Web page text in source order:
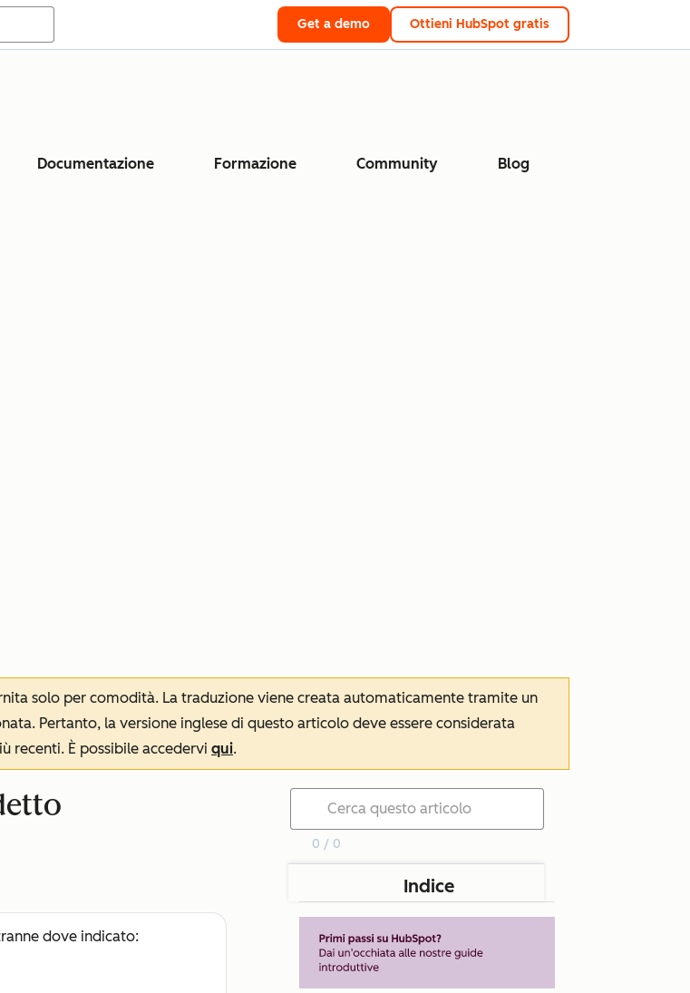
Get a demo Ottieni HubSpot gratis
Documentazione Formazione Community Blog
solo per comodità. La traduzione viene creata automaticamente tramite un
Pertanto, la versione inglese di questo articolo deve essere considerata
recenti. È possibile accedervi qui.
dove indicato:
0 / 0
Indice